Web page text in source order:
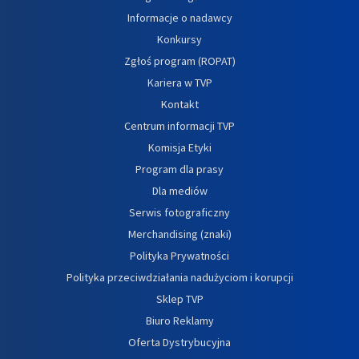
Informacje o nadawcy
Konkursy
Zgłoś program (ROPAT)
Kariera w TVP
Kontakt
Centrum informacji TVP
Komisja Etyki
Program dla prasy
Dla mediów
Serwis fotograficzny
Merchandising (znaki)
Polityka Prywatności
Polityka przeciwdziałania nadużyciom i korupcji
Sklep TVP
Biuro Reklamy
Oferta Dystrybucyjna